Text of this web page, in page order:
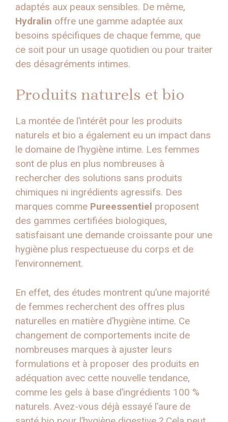
adaptés aux peaux sensibles. De même,
Hydralin offre une gamme adaptée aux
besoins spécifiques de chaque femme, que
ce soit pour un usage quotidien ou pour traiter
des désagréments intimes.
Produits naturels et bio
La montée de l’intérêt pour les produits
naturels et bio a également eu un impact dans
le domaine de l’hygiène intime. Les femmes
sont de plus en plus nombreuses à
rechercher des solutions sans produits
chimiques ni ingrédients agressifs. Des
marques comme Pureessentiel proposent
des gammes certifiées biologiques,
satisfaisant une demande croissante pour une
hygiène plus respectueuse du corps et de
l’environnement.
En effet, des études montrent qu’une majorité
de femmes recherchent des offres plus
naturelles en matière d’hygiène intime. Ce
changement de comportements incite de
nombreuses marques à ajuster leurs
formulations et à proposer des produits en
adéquation avec cette nouvelle tendance,
comme les gels à base d’ingrédients 100 %
naturels. Avez-vous déjà essayé l’aure de